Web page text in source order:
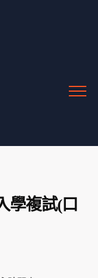
學複試(口